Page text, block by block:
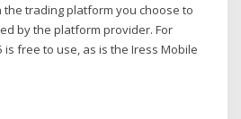
trading platform you choose to
by the platform provider. For
free to use, as is the Iress Mobile